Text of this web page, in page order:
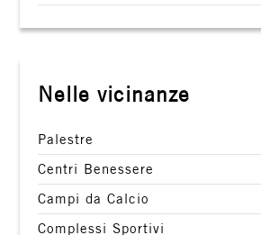
Nelle vicinanze
Palestre
Centri Benessere
Campi da Calcio
Complessi Sportivi